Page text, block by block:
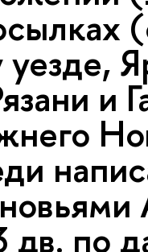
и
дв. по